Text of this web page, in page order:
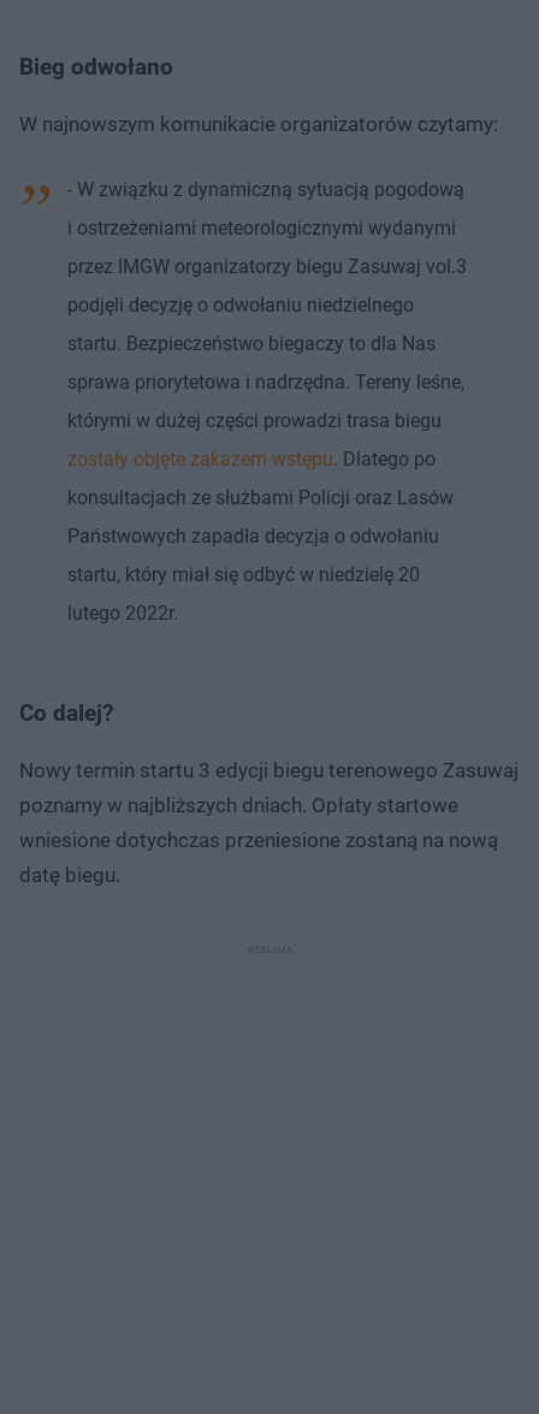
Bieg odwołano
W najnowszym komunikacie organizatorów czytamy:
- W związku z dynamiczną sytuacją pogodową
i ostrzeżeniami meteorologicznymi wydanymi
przez IMGW organizatorzy biegu Zasuwaj vol.3
podjęli decyzję o odwołaniu niedzielnego
startu. Bezpieczeństwo biegaczy to dla Nas
sprawa priorytetowa i nadrzędna. Tereny leśne,
którymi w dużej części prowadzi trasa biegu
zostały objęte zakazem wstępu. Dlatego po
konsultacjach ze służbami Policji oraz Lasów
Państwowych zapadła decyzja o odwołaniu
startu, który miał się odbyć w niedzielę 20
lutego 2022r.
Co dalej?
Nowy termin startu 3 edycji biegu terenowego Zasuwaj
poznamy w najbliższych dniach. Opłaty startowe
wniesione dotychczas przeniesione zostaną na nową
datę biegu.